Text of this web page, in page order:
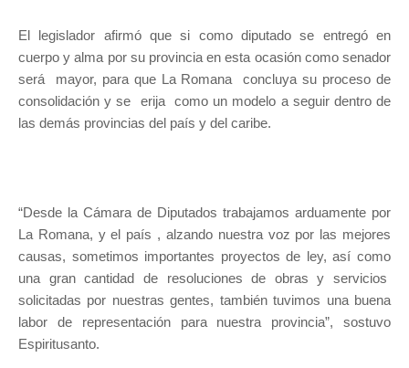
El legislador afirmó que si como diputado se entregó en
cuerpo y alma por su provincia en esta ocasión como senador
será mayor, para que La Romana concluya su proceso de
consolidación y se erija como un modelo a seguir dentro de
las demás provincias del país y del caribe.
“Desde la Cámara de Diputados trabajamos arduamente por
La Romana, y el país , alzando nuestra voz por las mejores
causas, sometimos importantes proyectos de ley, así como
una gran cantidad de resoluciones de obras y servicios
solicitadas por nuestras gentes, también tuvimos una buena
labor de representación para nuestra provincia”, sostuvo
Espiritusanto.